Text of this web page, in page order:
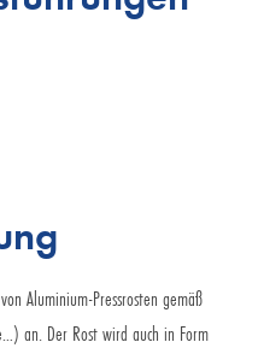
Aluminium-Pressrosten gemäß
an. Der Rost wird auch in Form